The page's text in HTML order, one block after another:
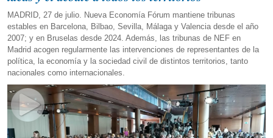
MADRID, 27 de julio. Nueva Economía Fórum mantiene tribunas
estables en Barcelona, Bilbao, Sevilla, Málaga y Valencia desde el año
2007; y en Bruselas desde 2024. Además, las tribunas de NEF en
Madrid acogen regularmente las intervenciones de representantes de la
política, la economía y la sociedad civil de distintos territorios, tanto
nacionales como internacionales.